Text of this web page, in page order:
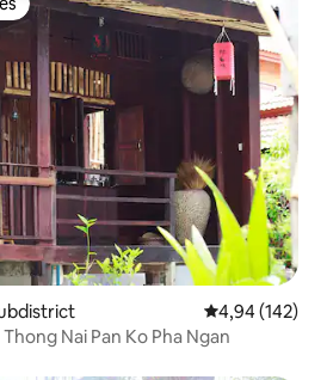
4,94 de uma
4,94 (142)
Nai Pan Ko Pha Ngan